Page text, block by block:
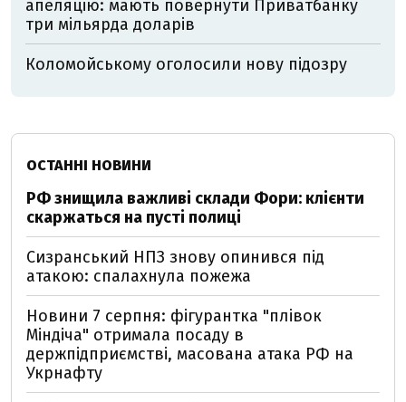
апеляцію: мають повернути Приватбанку
три мільярда доларів
Коломойському оголосили нову підозру
ОСТАННІ НОВИНИ
РФ знищила важливі склади Фори: клієнти
скаржаться на пусті полиці
Сизранський НПЗ знову опинився під
атакою: спалахнула пожежа
Новини 7 серпня: фігурантка "плівок
Міндіча" отримала посаду в
держпідприємстві, масована атака РФ на
Укрнафту